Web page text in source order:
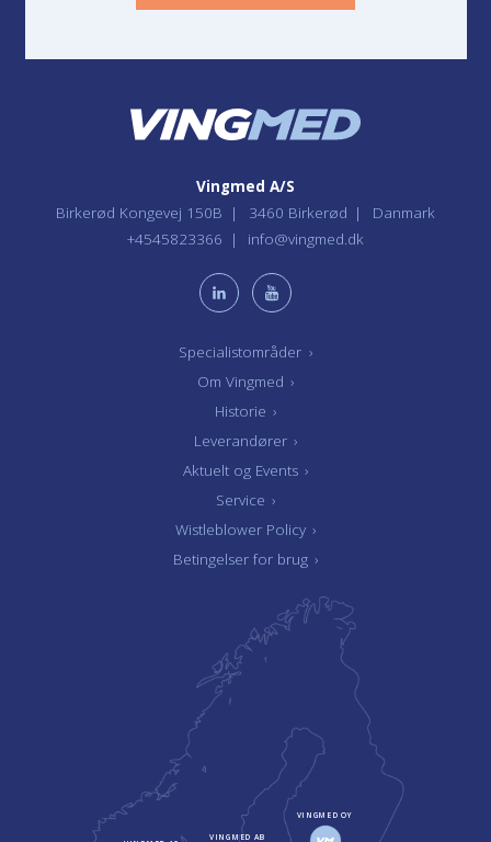
Specialistområder ›
Om Vingmed ›
Historie ›
Leverandører ›
Aktuelt og Events ›
Service ›
Wistleblower Policy ›
Betingelser for brug ›
Vingmed A/S
Birkerød Kongevej 150B
3460 Birkerød
Danmark
+4545823366
info@vingmed.dk
VINGMED AB
VINGMED OY